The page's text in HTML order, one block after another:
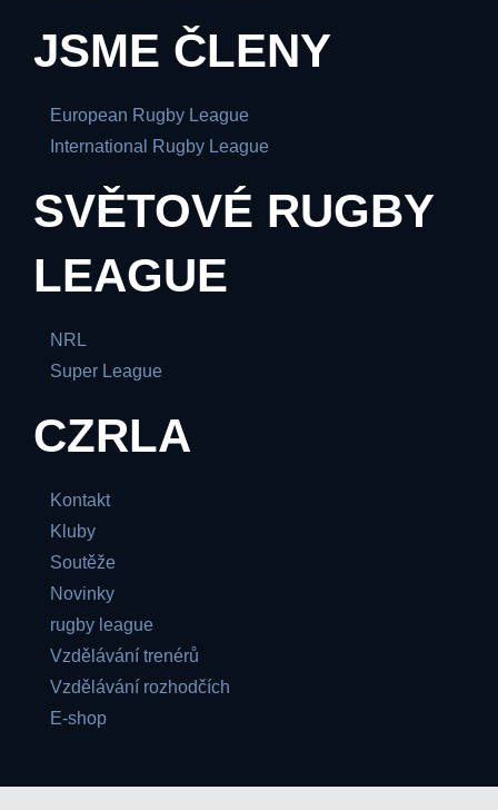
JSME ČLENY
European Rugby League
International Rugby League
SVĚTOVÉ RUGBY
LEAGUE
NRL
Super League
CZRLA
Kontakt
Kluby
Soutěže
Novinky
rugby league
Vzdělávání trenérů
Vzdělávání rozhodčích
E-shop